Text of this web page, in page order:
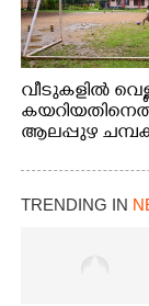
വീടുകളിൽ
ആലപ്പുഴ
പോരൂക്കര
സ്കൂളിലെ
TRENDING IN